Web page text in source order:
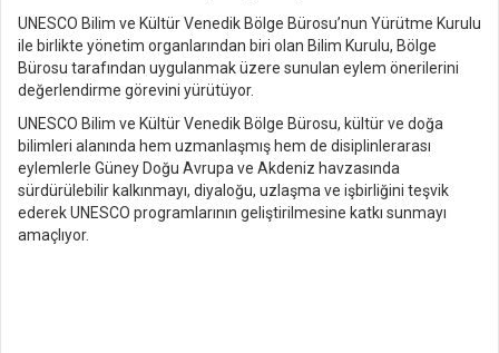
UNESCO Bilim ve Kültür Venedik Bölge Bürosu’nun Yürütme Kurulu
ile birlikte yönetim organlarından biri olan Bilim Kurulu, Bölge
Bürosu tarafından uygulanmak üzere sunulan eylem önerilerini
değerlendirme görevini yürütüyor.
UNESCO Bilim ve Kültür Venedik Bölge Bürosu, kültür ve doğa
bilimleri alanında hem uzmanlaşmış hem de disiplinlerarası
eylemlerle Güney Doğu Avrupa ve Akdeniz havzasında
sürdürülebilir kalkınmayı, diyaloğu, uzlaşma ve işbirliğini teşvik
ederek UNESCO programlarının geliştirilmesine katkı sunmayı
amaçlıyor.